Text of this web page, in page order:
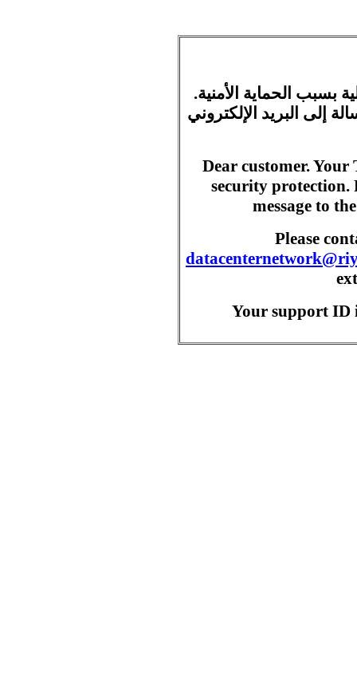
بسبب الحماية الأمنية.
إلى البريد الإلكتروني
Dear customer. Your
security protection.
message to
Please
Your support ID